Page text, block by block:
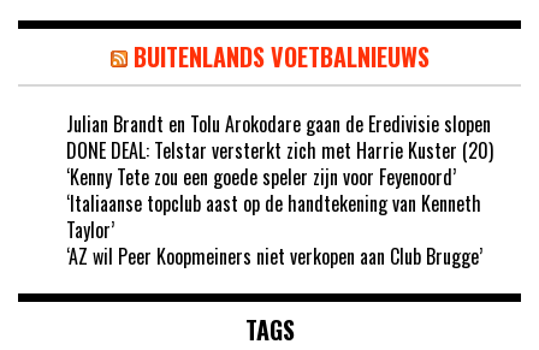
BUITENLANDS VOETBALNIEUWS
Julian Brandt en Tolu Arokodare gaan de Eredivisie slopen
DONE DEAL: Telstar versterkt zich met Harrie Kuster (20)
‘Kenny Tete zou een goede speler zijn voor Feyenoord’
‘Italiaanse topclub aast op de handtekening van Kenneth
Taylor’
‘AZ wil Peer Koopmeiners niet verkopen aan Club Brugge’
TAGS